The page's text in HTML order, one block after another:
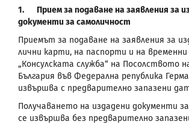
1. Прием за подаване на заявления за
документи за самоличност
Приемът за подаване на заявления за
лични карти, на паспорти и на
„Консулската служба“ на Посолството
България във Федерална република
извършва с предварително запазени
Получаването на издадени документи
се извършва без предварително